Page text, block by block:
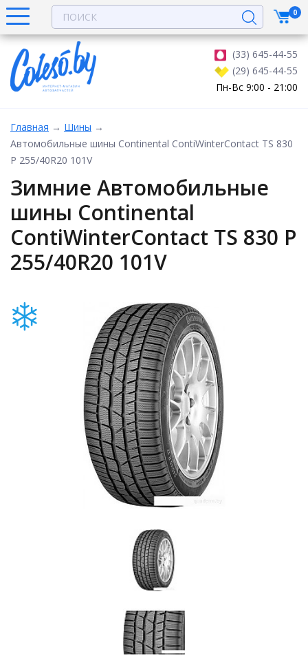
(33) 645-44-55
(29) 645-44-55
Пн-Вс 9:00 - 21:00
0
Главная → Шины →
Автомобильные шины Continental ContiWinterContact TS 830
P 255/40R20 101V
Зимние Автомобильные
шины Continental
ContiWinterContact TS 830 P
255/40R20 101V